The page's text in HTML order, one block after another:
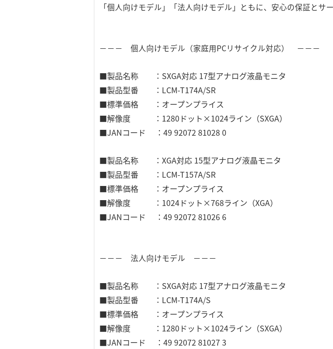
「個人向けモデル」「法人向けモデル」ともに、安心の保証とサ
－－－ 個人向けモデル（家庭用PCリサイクル対応） －－－
■製品名称 ：SXGA対応 17型アナログ液晶モニタ
■製品型番 ：LCM-T174A/SR
■標準価格 ：オープンプライス
■解像度 ：1280ドット×1024ライン（SXGA）
■JANコード ：49 92072 81028 0
■製品名称 ：XGA対応 15型アナログ液晶モニタ
■製品型番 ：LCM-T157A/SR
■標準価格 ：オープンプライス
■解像度 ：1024ドット×768ライン（XGA）
■JANコード ：49 92072 81026 6
－－－ 法人向けモデル －－－
■製品名称 ：SXGA対応 17型アナログ液晶モニタ
■製品型番 ：LCM-T174A/S
■標準価格 ：オープンプライス
■解像度 ：1280ドット×1024ライン（SXGA）
■JANコード ：49 92072 81027 3